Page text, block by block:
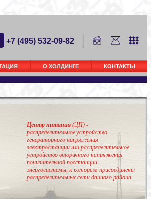
+7 (495) 532-09-82
О ХОЛДИНГЕ КОНТАКТЫ
Центр питания (ЦП) -
распределительное устройство
генераторного напряжения
электростанции или распределительное
устройство вторичного напряжения
понизительной подстанции
энергосистемы, к которым присоединены
распределительные сети данного района